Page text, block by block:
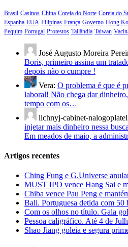
Brasil Casinos China Coreia do Norte Coreia do
Espanha EUA Filipinas França Governo Hong
Pequim Portugal Protestos Tailândia Taiwan
José Augusto Moreira
Boris, primeiro assina um
depois não o cumpre !
Vera: O problema é que é
laboral! Não chega dar
tempo com os…
lichnyj-cabinet-
injetar mais dinheiro nessa
Em meados de maio, a
Artigos recentes
Ching Fung e G.Universe
MUST IPO vence Hang Sai e
Chiba vence Pau Peng e
Bali. Portuguesa detida com 50
Com os olhos no título. Gala
Pessoa caligráfico. Até 4 de
Shao Jiang goleia e segura